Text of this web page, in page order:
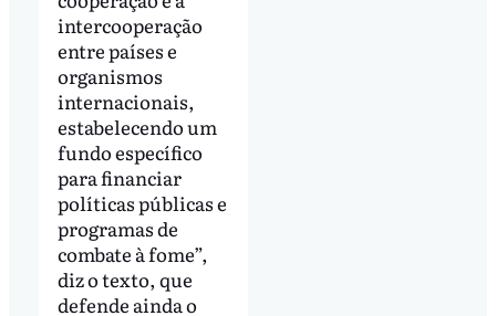
intercooperação
entre países e
organismos
internacionais,
estabelecendo um
fundo específico
para financiar
políticas públicas e
programas de
combate à fome”,
diz o texto, que
defende ainda o